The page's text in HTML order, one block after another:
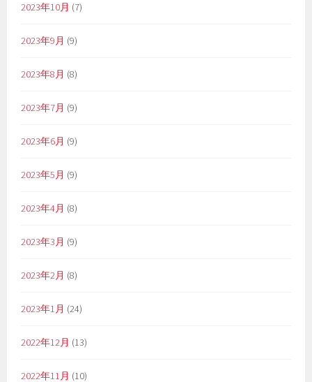
2023年10月 (7)
2023年9月 (9)
2023年8月 (8)
2023年7月 (9)
2023年6月 (9)
2023年5月 (9)
2023年4月 (8)
2023年3月 (9)
2023年2月 (8)
2023年1月 (24)
2022年12月 (13)
2022年11月 (10)